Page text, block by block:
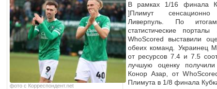
фото с Корреспондент.net
В рамках 1/16 финала
]Плимут сенсационно
Ливерпуль. По
статистические
WhoScored выставили
обеих команд. Украинец
от ресурсов 7.4 и 7.5
лучшую оценку
Конор Азар, от
Плимута в 1/8 финала